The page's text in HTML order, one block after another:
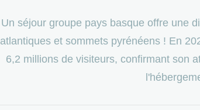
Un séjour groupe pays basque offre une
atlantiques et sommets pyrénéens ! En
6,2 millions de visiteurs, confirmant son